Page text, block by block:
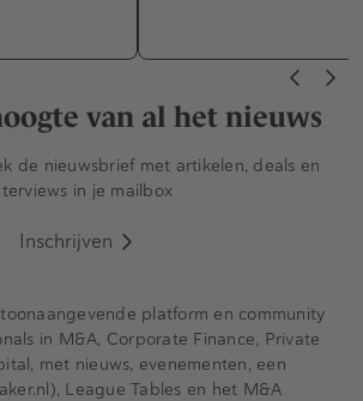
van al het nieuws
de nieuwsbrief met artikelen, deals en
in je mailbox
Inschrijven
platform en community
in M&A, Corporate Finance, Private
met nieuws, evenementen, een
League Tables en het M&A